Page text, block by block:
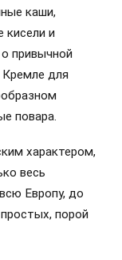
каши,
кисели и
привычной
Кремле для
повара.
характером,
весь
Европу, до
порой